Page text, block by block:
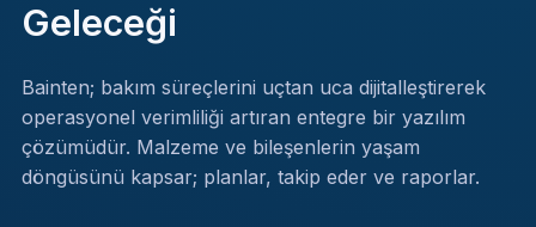
Geleceği
Bainten; bakım süreçlerini uçtan uca dijitalleştirerek
operasyonel verimliliği artıran entegre bir yazılım
çözümüdür. Malzeme ve bileşenlerin yaşam
döngüsünü kapsar; planlar, takip eder ve raporlar.